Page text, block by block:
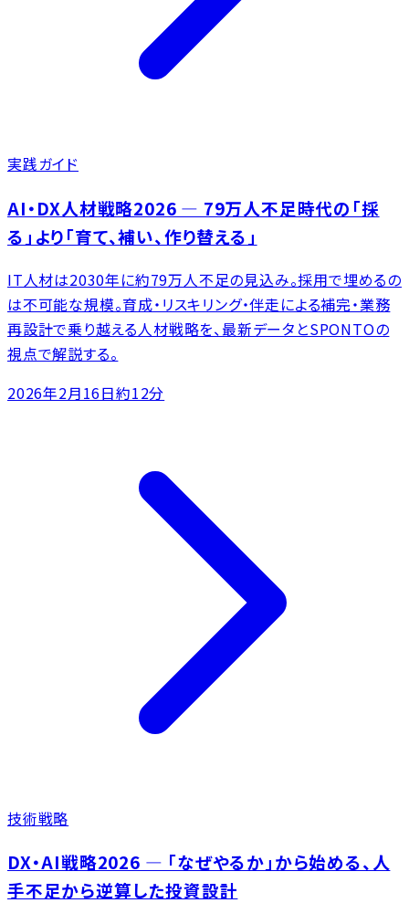
実践ガイド
AI・DX人材戦略2026 ― 79万人不足時代の「採
る」より「育て、補い、作り替える」
IT人材は2030年に約79万人不足の見込み。採用で埋めるの
は不可能な規模。育成・リスキリング・伴走による補完・業務
再設計で乗り越える人材戦略を、最新データとSPONTOの
視点で解説する。
2026年2月16日約12分
技術戦略
DX・AI戦略2026 ― 「なぜやるか」から始める、人
手不足から逆算した投資設計